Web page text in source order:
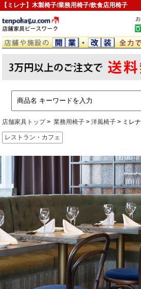
【ミレナ】木製椅子/業務用椅子/飲食店用椅子
店舗家具トップ 業務用椅子 洋風椅子 ミレナ
レストラン・カフェ